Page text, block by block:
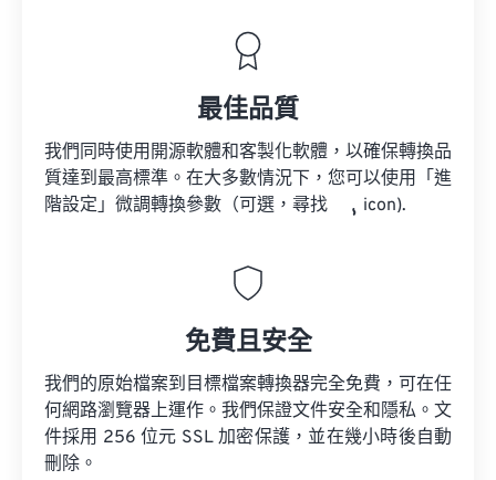
最佳品質
我們同時使用開源軟體和客製化軟體，以確保轉換品
質達到最高標準。在大多數情況下，您可以使用「進
階設定」微調轉換參數（可選，尋找
icon).
免費且安全
我們的原始檔案到目標檔案轉換器完全免費，可在任
何網路瀏覽器上運作。我們保證文件安全和隱私。文
件採用 256 位元 SSL 加密保護，並在幾小時後自動
刪除。